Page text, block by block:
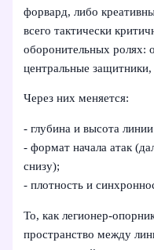
форвард, либо
всего тактически
оборонительных ролях:
центральные
Через них меняется:
- глубина и высота
- формат начала атак
снизу);
- плотность и
То, как
пространство между